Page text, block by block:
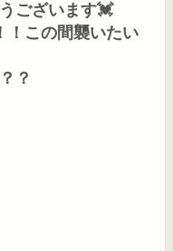
ございます💓
！この間襲いたい
？